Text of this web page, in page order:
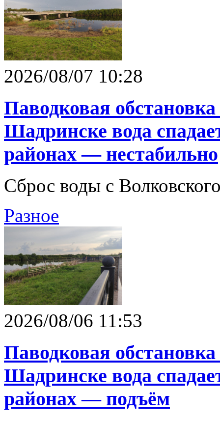
2026/08/07 10:28
Паводковая
Шадринске вода
районах — нестабильно
Сброс воды с
Разное
2026/08/06 11:53
Паводковая
Шадринске вода
районах — подъём